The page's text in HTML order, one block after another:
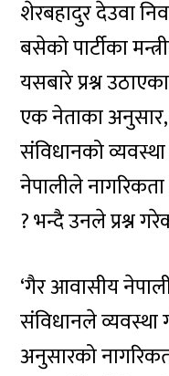
शेरबहादुर देउवा
बसेको पार्टीका
यसबारे प्रश्न
एक नेताका अनुसार,
संविधानको
नेपालीले नागरिकता
? भन्दै उनले प्रश्न
‘गैर आवासीय
संविधानले व्यवस्था
अनुसारको